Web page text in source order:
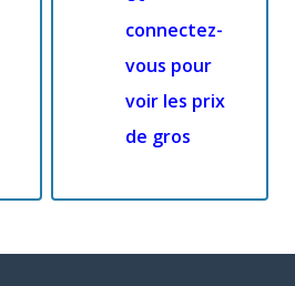
connectez-
vous pour
voir les prix
de gros